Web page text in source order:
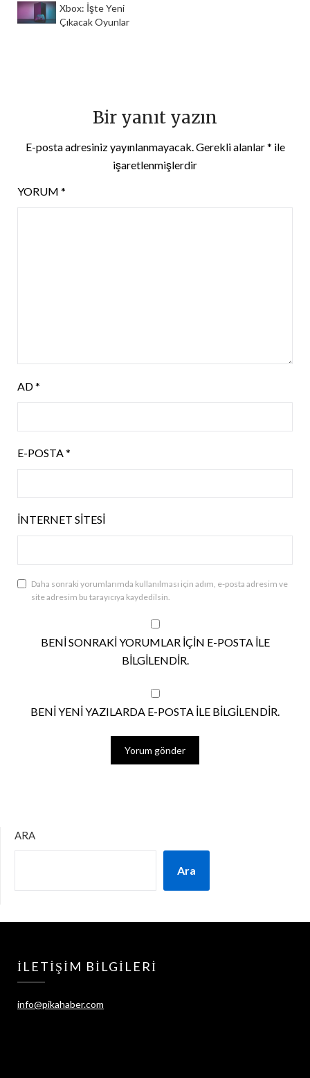
Xbox: İşte Yeni
Çıkacak Oyunlar
Bir yanıt yazın
E-posta adresiniz yayınlanmayacak.Gerekli alanlar* ile
işaretlenmişlerdir
YORUM *
AD*
E-POSTA*
İNTERNET SITESI
Daha sonraki yorumlarımda kullanılması için adım, e-posta adresim ve
site adresim bu tarayıcıya kaydedilsin.
BENI SONRAKI YORUMLAR IÇIN E-POSTA ILE
BILGILENDIR.
BENI YENI YAZILARDA E-POSTA ILE BILGILENDIR.
ARA
Ara
İLETIŞIM BILGILERI
info@pikahaber.com